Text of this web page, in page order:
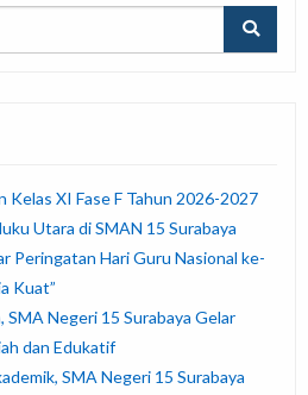
Kelas XI Fase F Tahun 2026-2027
Utara di SMAN 15 Surabaya
Peringatan Hari Guru Nasional ke-
Kuat”
SMA Negeri 15 Surabaya Gelar
dan Edukatif
SMA Negeri 15 Surabaya